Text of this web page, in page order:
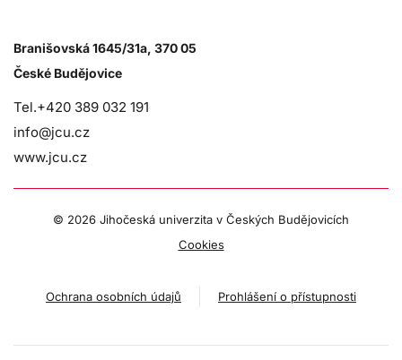
Branišovská 1645/31a, 370 05
České Budějovice
Tel.+420 389 032 191
info@jcu.cz
www.jcu.cz
© 2026 Jihočeská univerzita v Českých Budějovicích
Cookies
Ochrana osobních údajů Prohlášení o přístupnosti